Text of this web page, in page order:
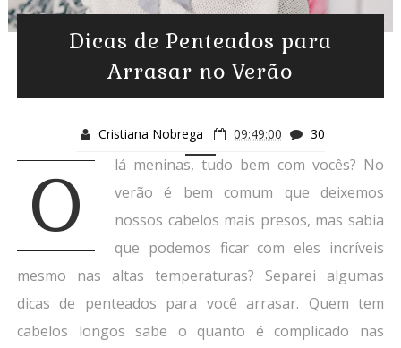
Dicas de Penteados para
Arrasar no Verão
Cristiana Nobrega 09:49:00 30
O
lá meninas, tudo bem com vocês? No
verão é bem comum que deixemos
nossos cabelos mais presos, mas sabia
que podemos ficar com eles incríveis
mesmo nas altas temperaturas? Separei algumas
dicas de penteados para você arrasar. Quem tem
cabelos longos sabe o quanto é complicado nas